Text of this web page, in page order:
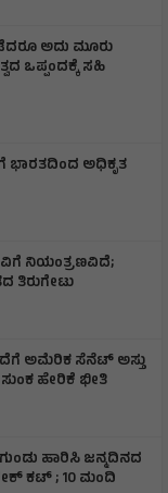
ಅದು ಮೂರು
ಒಪ್ಪಂದಕ್ಕೆ ಸಹಿ
ಭಾರತದಿಂದ ಅಧಿಕೃತ
ನಿಯಂತ್ರಣವಿದೆ;
ತಿರುಗೇಟು
ಅಮೆರಿಕ ಸೆನೆಟ್ ಅಸ್ತು
ಹೇರಿಕೆ ಭೀತಿ
ಹಾರಿಸಿ ಜನ್ಮದಿನದ
ಕಟ್‌ ; 10 ಮಂದಿ